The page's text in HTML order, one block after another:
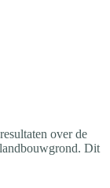
over de
Dit